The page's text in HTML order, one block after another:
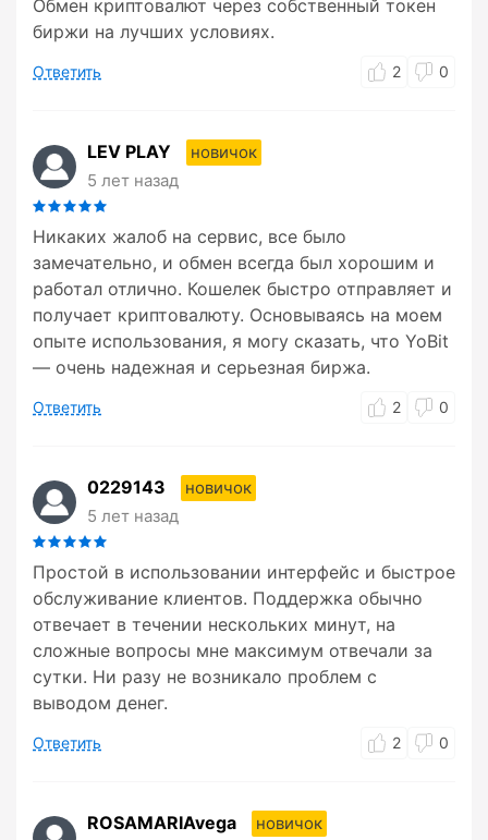
Обмен криптовалют через собственный токен
биржи на лучших условиях.
Ответить 2 0
LEV PLAY
новичок
5 лет назад
Никаких жалоб на сервис, все было
замечательно, и обмен всегда был хорошим и
работал отлично. Кошелек быстро отправляет и
получает криптовалюту. Основываясь на моем
опыте использования, я могу сказать, что YoBit
— очень надежная и серьезная биржа.
Ответить 2 0
0229143
новичок
5 лет назад
Простой в использовании интерфейс и быстрое
обслуживание клиентов. Поддержка обычно
отвечает в течении нескольких минут, на
сложные вопросы мне максимум отвечали за
сутки. Ни разу не возникало проблем с
выводом денег.
Ответить 2 0
ROSAMARIAvega
новичок